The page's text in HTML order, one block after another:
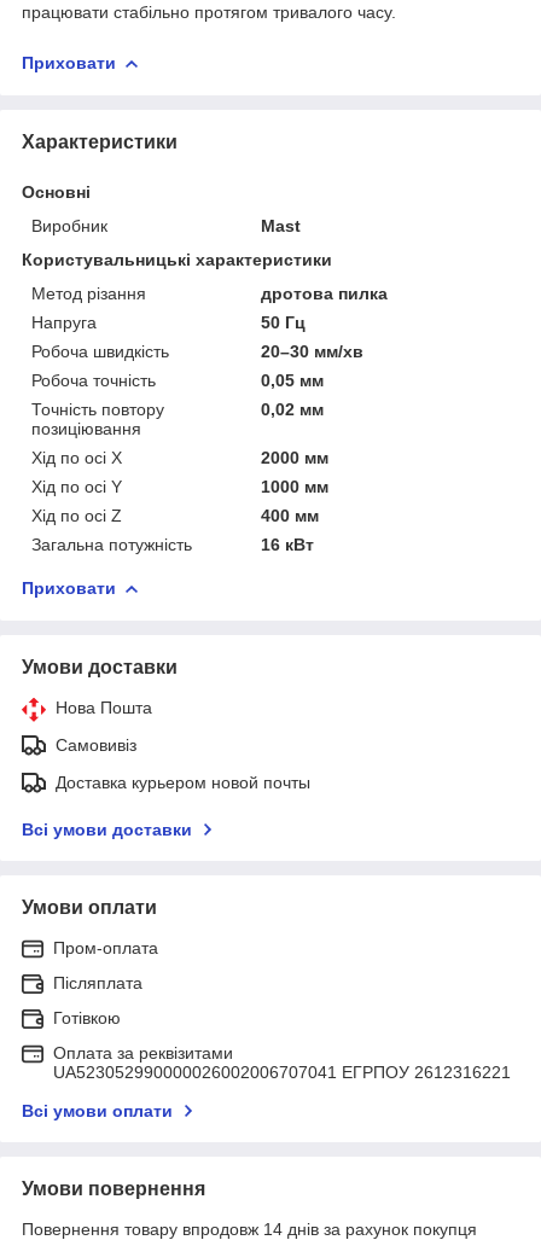
працювати стабільно протягом тривалого часу.
Приховати
Характеристики
Основні
Виробник
Mast
Користувальницькі характеристики
Метод різання
дротова пилка
Напруга
50 Гц
Робоча швидкість
20–30 мм/хв
Робоча точність
0,05 мм
Точність повтору
позиціювання
0,02 мм
Хід по осі X
2000 мм
Хід по осі Y
1000 мм
Хід по осі Z
400 мм
Загальна потужність
16 кВт
Приховати
Умови доставки
Нова Пошта
Самовивіз
Доставка курьером новой почты
Всі умови доставки
Умови оплати
Пром-оплата
Післяплата
Готівкою
Оплата за реквізитами
UA523052990000026002006707041 ЕГРПОУ 2612316221
Всі умови оплати
Умови повернення
Повернення товару впродовж 14 днів за рахунок покупця